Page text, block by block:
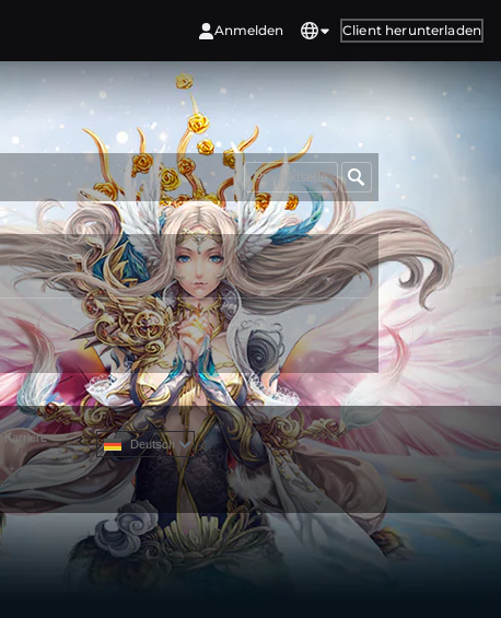
Anmelden Client herunterladen
Produktseite
Deutsch
Karriere